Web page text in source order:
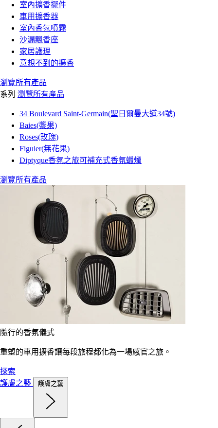
室內擴香擺件
車用擴香器
室內香氛噴霧
沙漏飄香座
家居護理
意想不到的擴香
瀏覽所有產品
系列 瀏覽所有產品
34 Boulevard Saint-Germain(聖日爾曼大道34號)
Baies(漿果)
Roses(玫瑰)
Figuier(無花果)
Diptyque香氛之旅可補充式香氛蠟燭
瀏覽所有產品
隨行的香氛儀式
重塑的車用擴香讓每段旅程都化為一場感官之旅。
探索
護膚之藝
護膚之藝